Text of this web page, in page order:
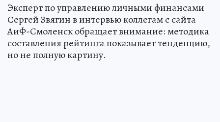
Эксперт по управлению личными финансами
Сергей Звягин в интервью коллегам с сайта
АиФ-Смоленск обращает внимание: методика
составления рейтинга показывает тенденцию,
но не полную картину.